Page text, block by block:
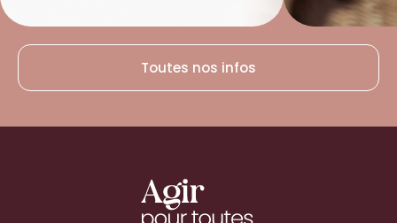
Lire l’article Lire l’article
Toutes nos infos